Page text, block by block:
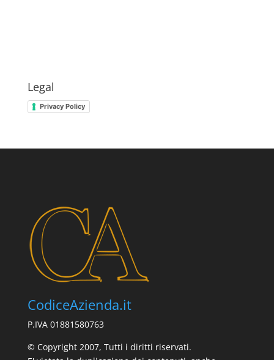
Legal
Privacy Policy
CodiceAzienda.it
P.IVA 01881580763
© Copyright 2007, Tutti i diritti riservati.